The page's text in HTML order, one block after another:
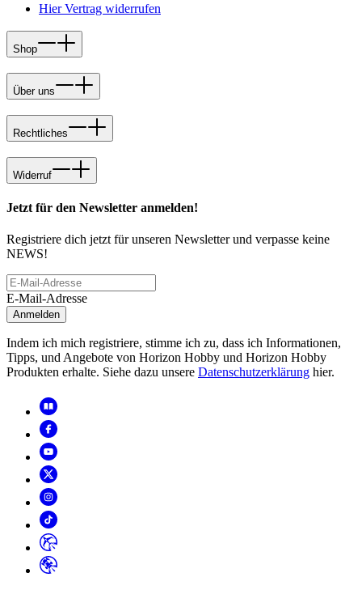
Hier Vertrag widerrufen
Shop
Über uns
Rechtliches
Widerruf
Jetzt für den Newsletter anmelden!
Registriere dich jetzt für unseren Newsletter und verpasse keine
NEWS!
E-Mail-Adresse
Anmelden
Indem ich mich registriere, stimme ich zu, dass ich Informationen,
Tipps, und Angebote von Horizon Hobby und Horizon Hobby
Produkten erhalte. Siehe dazu unsere Datenschutzerklärung hier.